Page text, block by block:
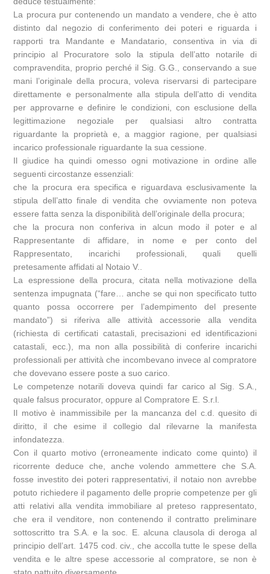
La procura pur contenendo un mandato a vendere, che è atto
distinto dal negozio di conferimento dei poteri e riguarda i
rapporti tra Mandante e Mandatario, consentiva in via di
principio al Procuratore solo la stipula dell’atto notarile di
compravendita, proprio perché il Sig. G.G., conservando a sue
mani l’originale della procura, voleva riservarsi di partecipare
direttamente e personalmente alla stipula dell’atto di vendita
per approvarne e definire le condizioni, con esclusione della
legittimazione negoziale per qualsiasi altro contratta
riguardante la proprietà e, a maggior ragione, per qualsiasi
incarico professionale riguardante la sua cessione.
Il giudice ha quindi omesso ogni motivazione in ordine alle
seguenti circostanze essenziali:
che la procura era specifica e riguardava esclusivamente la
stipula dell’atto finale di vendita che ovviamente non poteva
essere fatta senza la disponibilità dell’originale della procura;
che la procura non conferiva in alcun modo il poter e al
Rappresentante di affidare, in nome e per conto del
Rappresentato, incarichi professionali, quali quelli
pretesamente affidati al Notaio V..
La espressione della procura, citata nella motivazione della
sentenza impugnata (“fare… anche se qui non specificato tutto
quanto possa occorrere per l’adempimento del presente
mandato”) si riferiva alle attività accessorie alla vendita
(richiesta di certificati catastali, precisazioni ed identificazioni
catastali, ecc.), ma non alla possibilità di conferire incarichi
professionali per attività che incombevano invece al compratore
che dovevano essere poste a suo carico.
Le competenze notarili doveva quindi far carico al Sig. S.A.,
quale falsus procurator, oppure al Compratore E. S.r.l.
Il motivo è inammissibile per la mancanza del c.d. quesito di
diritto, il che esime il collegio dal rilevarne la manifesta
infondatezza.
Con il quarto motivo (erroneamente indicato come quinto) il
ricorrente deduce che, anche volendo ammettere che S.A.
fosse investito dei poteri rappresentativi, il notaio non avrebbe
potuto richiedere il pagamento delle proprie competenze per gli
atti relativi alla vendita immobiliare al preteso rappresentato,
che era il venditore, non contenendo il contratto preliminare
sottoscritto tra S.A. e la soc. E. alcuna clausola di deroga al
principio dell’art. 1475 cod. civ., che accolla tutte le spese della
vendita e le altre spese accessorie al compratore, se non è